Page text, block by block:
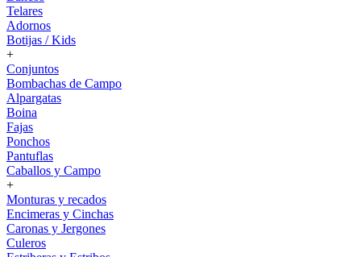
Telares
Adornos
Botijas / Kids
+
Conjuntos
Bombachas de Campo
Alpargatas
Boina
Fajas
Ponchos
Pantuflas
Caballos y Campo
+
Monturas y recados
Encimeras y Cinchas
Caronas y Jergones
Culeros